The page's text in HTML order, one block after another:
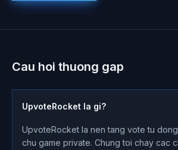
Cau hoi thuong gap
UpvoteRocket la gi?
UpvoteRocket la nen tang vote tu
chu game private. Chung toi chay cac